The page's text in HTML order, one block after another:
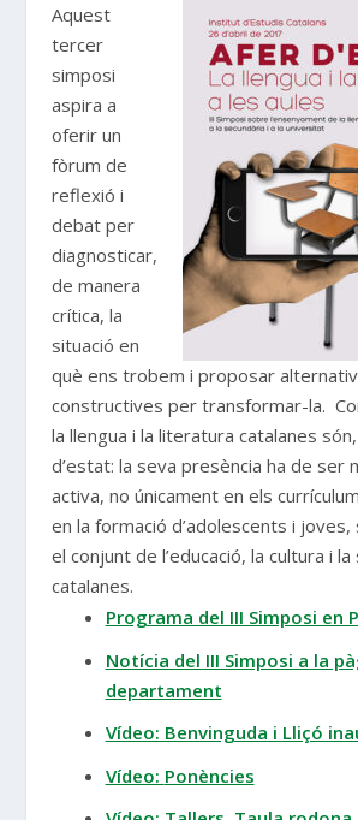
Aquest
tercer
simposi
aspira a
oferir un
fòrum de
reflexió i
debat per
diagnosticar,
de manera
crítica, la
situació en
què ens trobem i proposar
constructives per transformar-la.
la llengua i la literatura catalanes
d’estat: la seva presència ha de ser
activa, no únicament en els
en la formació d’adolescents i
el conjunt de l’educació, la cultura i
catalanes.
Programa del III Simposi en
Notícia del III Simposi a la
departament
Vídeo: Benvinguda i Lliçó
Vídeo: Ponències